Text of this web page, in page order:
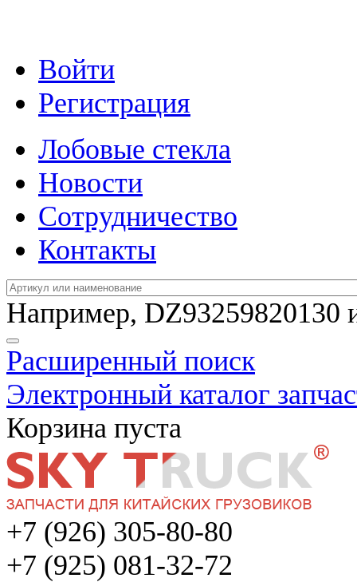
Войти
Регистрация
Лобовые стекла
Новости
Сотрудничество
Контакты
Например, DZ93259820130
Расширенный поиск
Электронный каталог
Корзина пуста
+7 (926) 305-80-80
+7 (925) 081-32-72